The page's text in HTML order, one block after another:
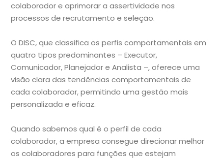
colaborador e aprimorar a assertividade nos
processos de recrutamento e seleção.
O DISC, que classifica os perfis comportamentais em
quatro tipos predominantes – Executor,
Comunicador, Planejador e Analista –, oferece uma
visão clara das tendências comportamentais de
cada colaborador, permitindo uma gestão mais
personalizada e eficaz.
Quando sabemos qual é o perfil de cada
colaborador, a empresa consegue direcionar melhor
os colaboradores para funções que estejam